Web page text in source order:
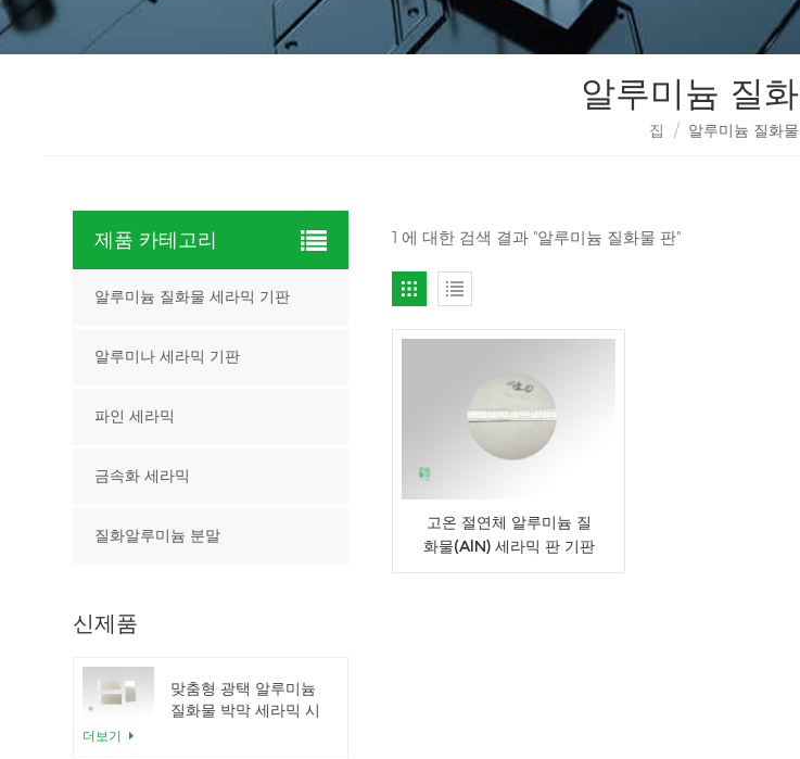
알루미늄 질
집 / 알루미늄 질화
1 에 대한 검색 결과 "알루미늄 질화물 판"
고온 절연체 알루미늄 질
화물(AlN) 세라믹 판 기판
제품 카테고리
알루미늄 질화물 세라믹 기판
알루미나 세라믹 기판
파인 세라믹
금속화 세라믹
질화알루미늄 분말
신제품
맞춤형 광택 알루미늄
질화물 박막 세라믹 시
더보기